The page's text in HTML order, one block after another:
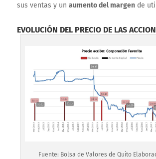
sus ventas y un aumento del margende
EVOLUCIÓN DEL PRECIO DE LAS
Fuente: Bolsa de Valores de Quito